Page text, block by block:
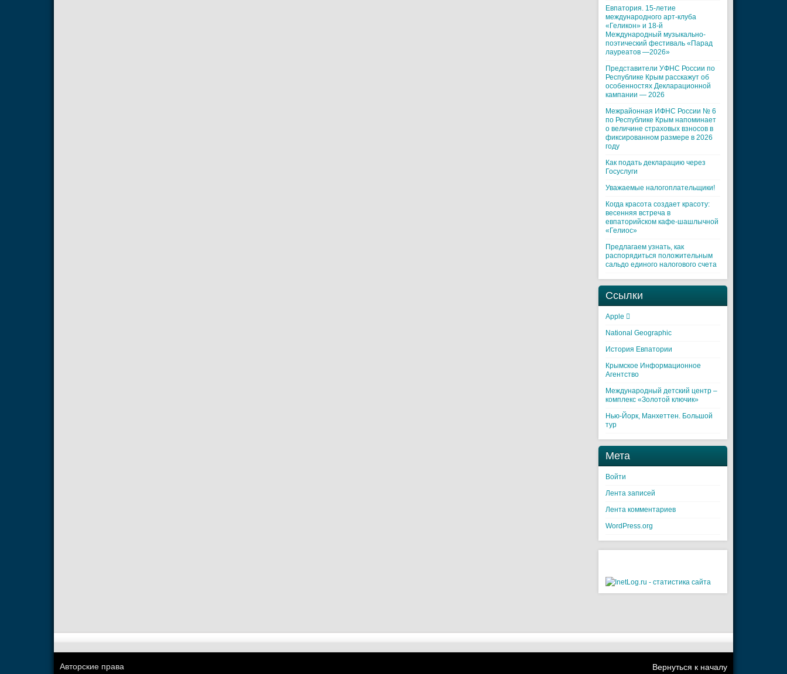
Евпатория. 15-летие
международного арт-клуба
«Геликон» и 18-й
Международный музыкально-
поэтический фестиваль «Парад
лауреатов —2026»
Представители УФНС России по
Республике Крым расскажут об
особенностях Декларационной
кампании — 2026
Межрайонная ИФНС России № 6
по Республике Крым напоминает
о величине страховых взносов в
фиксированном размере в 2026
году
Как подать декларацию через
Госуслуги
Уважаемые налогоплательщики!
Когда красота создает красоту:
весенняя встреча в
евпаторийском кафе-шашлычной
«Гелиос»
Предлагаем узнать, как
распорядиться положительным
сальдо единого налогового счета
Ссылки
Apple 
National Geographic
История Евпатории
Крымское Информационное
Агентство
Международный детский центр –
комплекс «Золотой ключик»
Нью-Йорк, Манхеттен. Большой
тур
Мета
Войти
Лента записей
Лента комментариев
WordPress.org
Авторские права Вернуться к началу